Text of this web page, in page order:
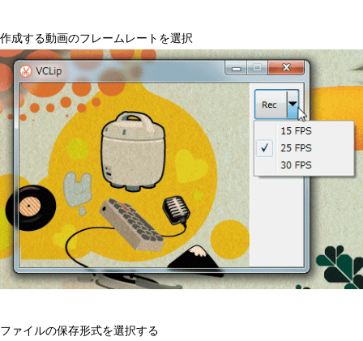
作成する動画のフレームレートを選択
ファイルの保存形式を選択する